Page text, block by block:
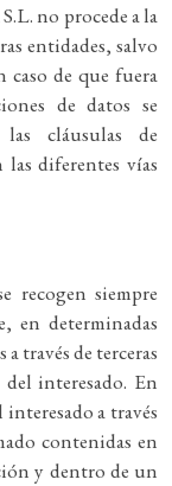
no procede a la
entidades, salvo
caso de que fuera
de datos se
cláusulas de
diferentes vías
recogen siempre
en determinadas
través de terceras
interesado. En
interesado a través
contenidas en
y dentro de un